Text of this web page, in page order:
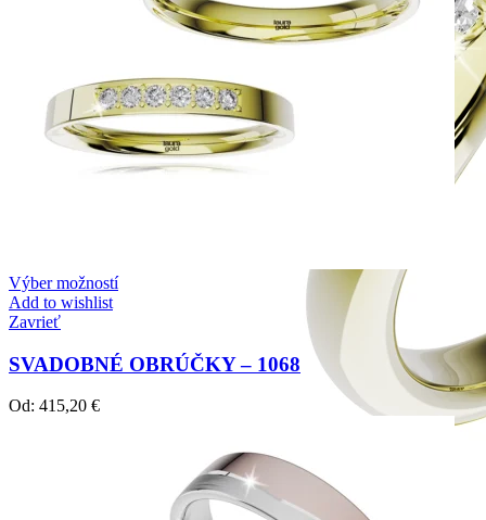
Výber možností
Add to wishlist
Zavrieť
SVADOBNÉ OBRÚČKY – 1068
Od: 415,20 €